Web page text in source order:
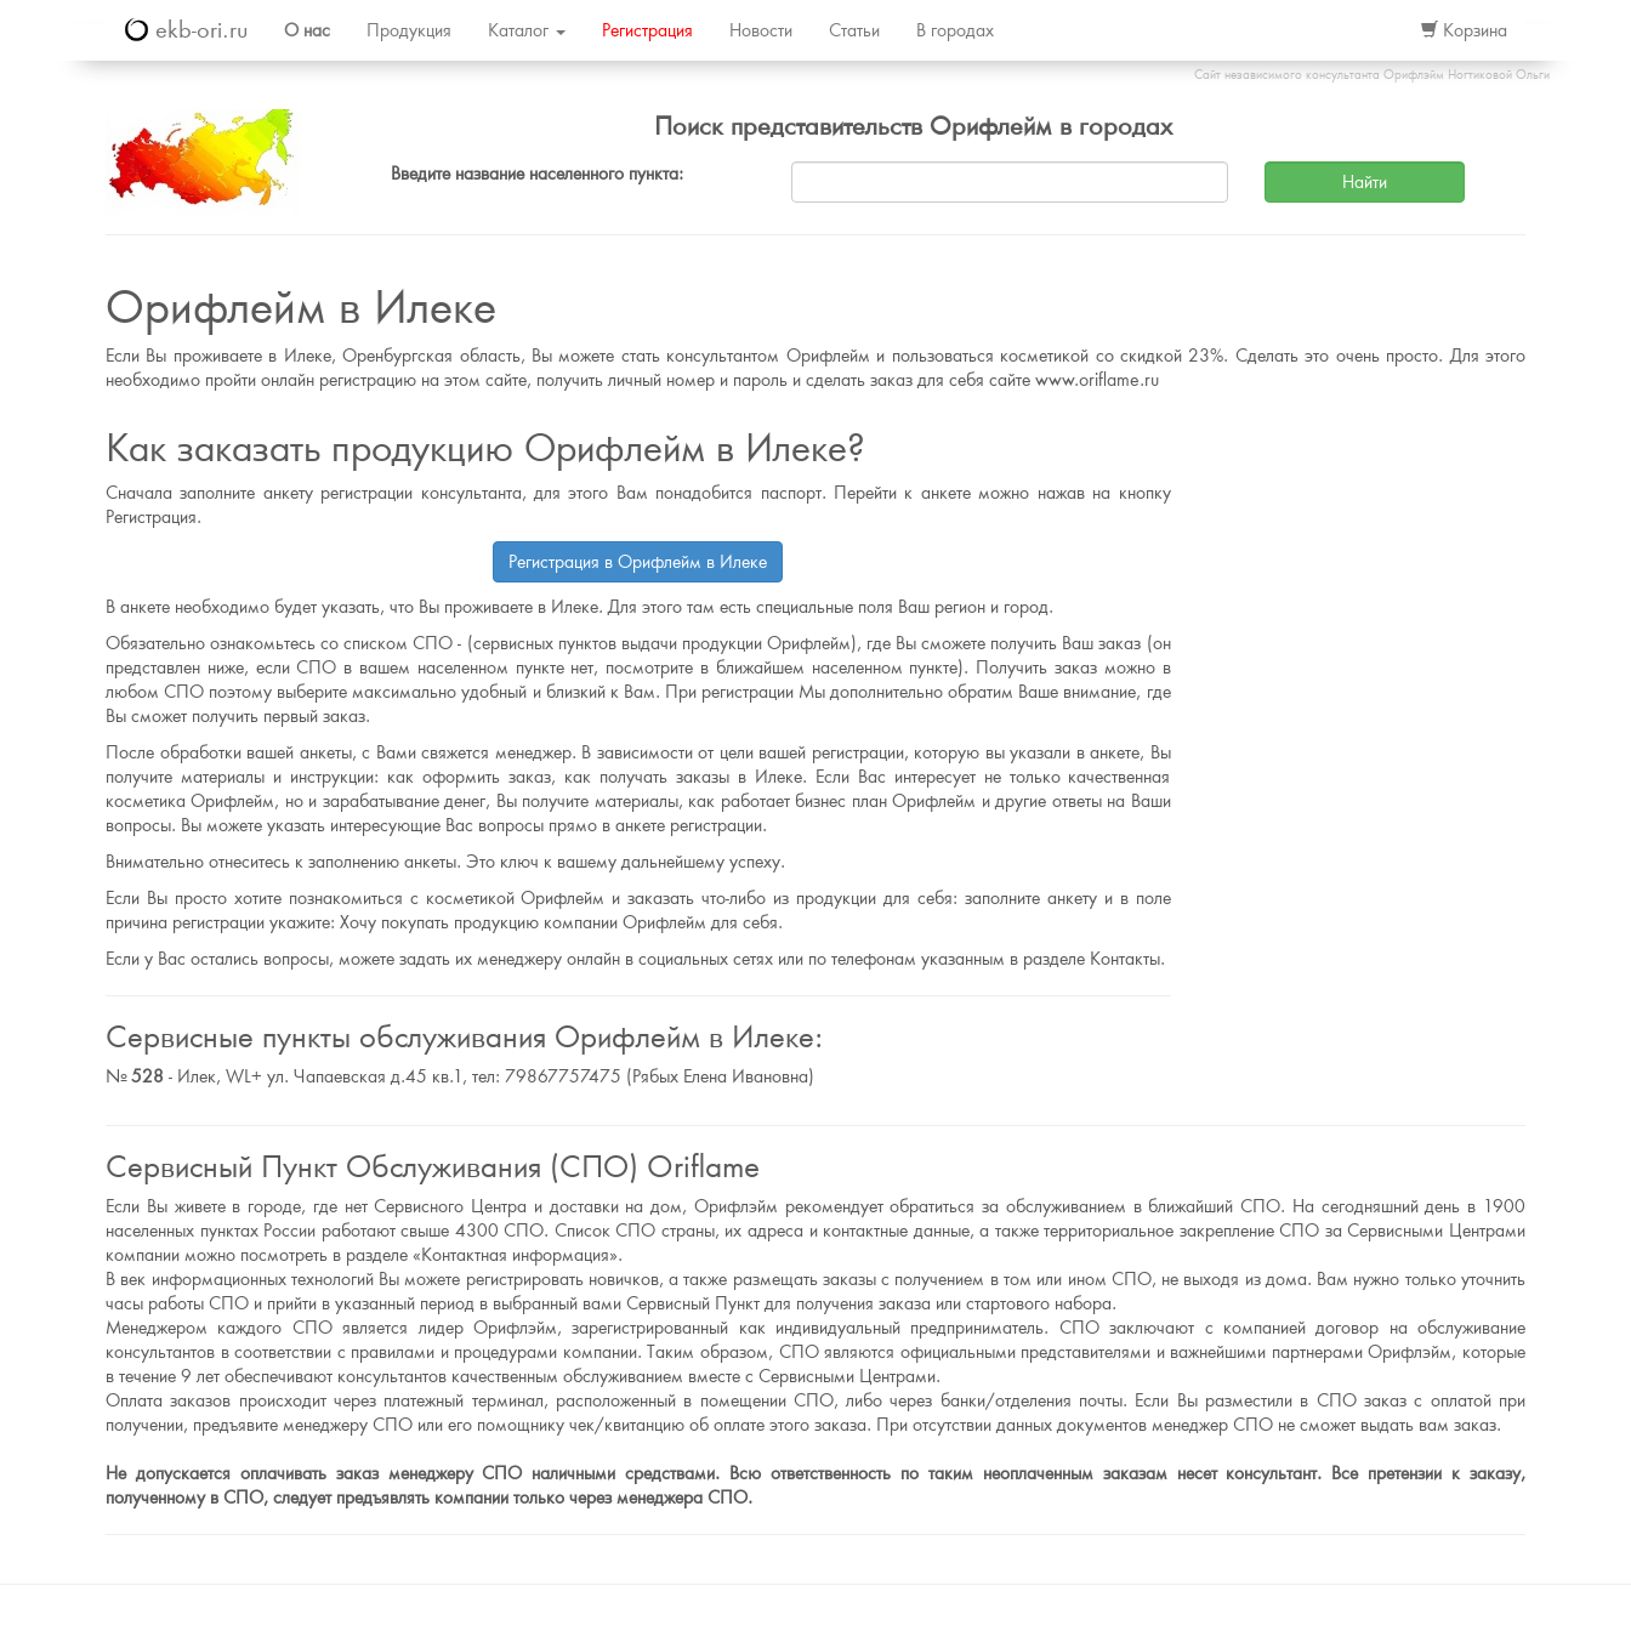
ekb-ori.ru О нас Продукция Каталог Регистрация Новости Статьи В городах Корзина
Сайт независимого консультанта Орифлэйм Ногтиковой Ольги
Поиск представительств Орифлейм в городах
Введите название населенного пункта:
Орифлейм в Илеке
Если Вы проживаете в Илеке, Оренбургская область, Вы можете стать консультантом Орифлейм и пользоваться косметикой со скидкой 23%. Сделать это очень просто. Для этого
необходимо пройти онлайн регистрацию на этом сайте, получить личный номер и пароль и сделать заказ для себя сайте www.oriflame.ru
Как заказать продукцию Орифлейм в Илеке?
Сначала заполните анкету регистрации консультанта, для этого Вам понадобится паспорт. Перейти к анкете можно нажав на кнопку
Регистрация.
Регистрация в Орифлейм в Илеке
В анкете необходимо будет указать, что Вы проживаете в Илеке. Для этого там есть специальные поля Ваш регион и город.
Обязательно ознакомьтесь со списком СПО - (сервисных пунктов выдачи продукции Орифлейм), где Вы сможете получить Ваш заказ (он
представлен ниже, если СПО в вашем населенном пункте нет, посмотрите в ближайшем населенном пункте). Получить заказ можно в
любом СПО поэтому выберите максимально удобный и близкий к Вам. При регистрации Мы дополнительно обратим Ваше внимание, где
Вы сможет получить первый заказ.
После обработки вашей анкеты, с Вами свяжется менеджер. В зависимости от цели вашей регистрации, которую вы указали в анкете, Вы
получите материалы и инструкции: как оформить заказ, как получать заказы в Илеке. Если Вас интересует не только качественная
косметика Орифлейм, но и зарабатывание денег, Вы получите материалы, как работает бизнес план Орифлейм и другие ответы на Ваши
вопросы. Вы можете указать интересующие Вас вопросы прямо в анкете регистрации.
Внимательно отнеситесь к заполнению анкеты. Это ключ к вашему дальнейшему успеху.
Если Вы просто хотите познакомиться с косметикой Орифлейм и заказать что-либо из продукции для себя: заполните анкету и в поле
причина регистрации укажите: Хочу покупать продукцию компании Орифлейм для себя.
Если у Вас остались вопросы, можете задать их менеджеру онлайн в социальных сетях или по телефонам указанным в разделе Контакты.
Сервисные пункты обслуживания Орифлейм в Илеке:
№528 - Илек, WL+ ул. Чапаевская д.45 кв.1, тел: 79867757475 (Рябых Елена Ивановна)
Сервисный Пункт Обслуживания (СПО) Oriflame
Если Вы живете в городе, где нет Сервисного Центра и доставки на дом, Орифлэйм рекомендует обратиться за обслуживанием в ближайший СПО. На сегодняшний день в 1900
населенных пунктах России работают свыше 4300 СПО. Список СПО страны, их адреса и контактные данные, а также территориальное закрепление СПО за Сервисными Центрами
компании можно посмотреть в разделе «Контактная информация».
В век информационных технологий Вы можете регистрировать новичков, а также размещать заказы с получением в том или ином СПО, не выходя из дома. Вам нужно только уточнить
часы работы СПО и прийти в указанный период в выбранный вами Сервисный Пункт для получения заказа или стартового набора.
Менеджером каждого СПО является лидер Орифлэйм, зарегистрированный как индивидуальный предприниматель. СПО заключают с компанией договор на обслуживание
консультантов в соответствии с правилами и процедурами компании. Таким образом, СПО являются официальными представителями и важнейшими партнерами Орифлэйм, которые
в течение 9 лет обеспечивают консультантов качественным обслуживанием вместе с Сервисными Центрами.
Оплата заказов происходит через платежный терминал, расположенный в помещении СПО, либо через банки/отделения почты. Если Вы разместили в СПО заказ с оплатой при
получении, предъявите менеджеру СПО или его помощнику чек/квитанцию об оплате этого заказа. При отсутствии данных документов менеджер СПО не сможет выдать вам заказ.
Не допускается оплачивать заказ менеджеру СПО наличными средствами. Всю ответственность по таким неоплаченным заказам несет консультант. Все претензии к заказу,
полученному в СПО, следует предъявлять компании только через менеджера СПО.